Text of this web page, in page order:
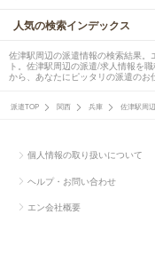
人気の検索インデックス
佐津駅周辺の派遣情報の検索結果
ト。佐津駅周辺の派遣/求人情報を
から、あなたにピッタリの派遣のお
派遣TOP 関西 兵庫 佐津駅周
個人情報の取り扱いについて
ヘルプ・お問い合わせ
エン会社概要